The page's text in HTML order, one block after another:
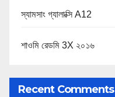
স্যামসাং গ্যালাক্সি A12
শাওমি রেডমি 3X ২০১৬
Recent Comments